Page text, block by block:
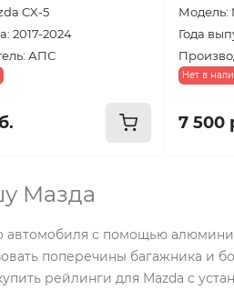
CX-5
2017-2024
АПС
Модель:
Года
Нет в
7 500
Мазда
автомобиля с помощью
поперечины багажника и
рейлинги для Mazda с